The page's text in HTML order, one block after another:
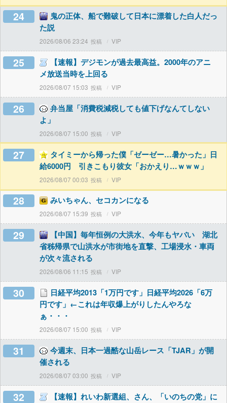
24
鬼の正体、船で難破して日本に漂着した白人だっ
た説
2026/08/06 23:24 VIP
25
【速報】デジモンが過去最高益。2000年のアニ
メ放送当時を上回る
2026/08/07 15:03 VIP
26
弁当屋「消費税減税しても値下げなんてしない
よ」
2026/08/07 15:00 VIP
27
タイミーから帰った僕「ゼーゼー…暑かった」日
給6000円 引きこもり彼女「おかえり…ｗｗｗ」
2026/08/07 00:03 VIP
28 みいちゃん、セコカンになる
2026/08/07 15:39 VIP
29
【中国】毎年恒例の大洪水、今年もヤバい 湖北
省秭帰県で山洪水が市街地を直撃、工場浸水・車両
が次々流される
2026/08/06 11:15 VIP
30
日経平均2013「1万円です」日経平均2026「6万
円です」←これは年収爆上がりしたんやろな
ぁ・・・
2026/08/07 15:00 VIP
31
今週末、日本一過酷な山岳レース「TJAR」が開
催される
2026/08/07 03:00 VIP
32
【速報】れいわ新選組、さん、「いのちの党」に